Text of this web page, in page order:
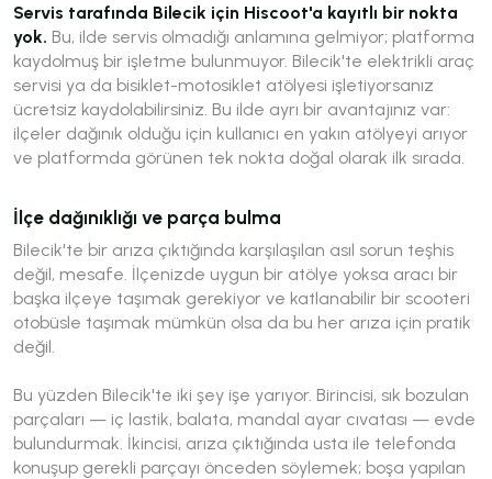
Servis tarafında Bilecik için Hiscoot'a kayıtlı bir nokta
yok. Bu, ilde servis olmadığı anlamına gelmiyor; platforma
kaydolmuş bir işletme bulunmuyor. Bilecik'te elektrikli araç
servisi ya da bisiklet-motosiklet atölyesi işletiyorsanız
ücretsiz kaydolabilirsiniz. Bu ilde ayrı bir avantajınız var:
ilçeler dağınık olduğu için kullanıcı en yakın atölyeyi arıyor
ve platformda görünen tek nokta doğal olarak ilk sırada.
İlçe dağınıklığı ve parça bulma
Bilecik'te bir arıza çıktığında karşılaşılan asıl sorun teşhis
değil, mesafe. İlçenizde uygun bir atölye yoksa aracı bir
başka ilçeye taşımak gerekiyor ve katlanabilir bir scooteri
otobüsle taşımak mümkün olsa da bu her arıza için pratik
değil.
Bu yüzden Bilecik'te iki şey işe yarıyor. Birincisi, sık bozulan
parçaları — iç lastik, balata, mandal ayar cıvatası — evde
bulundurmak. İkincisi, arıza çıktığında usta ile telefonda
konuşup gerekli parçayı önceden söylemek; boşa yapılan